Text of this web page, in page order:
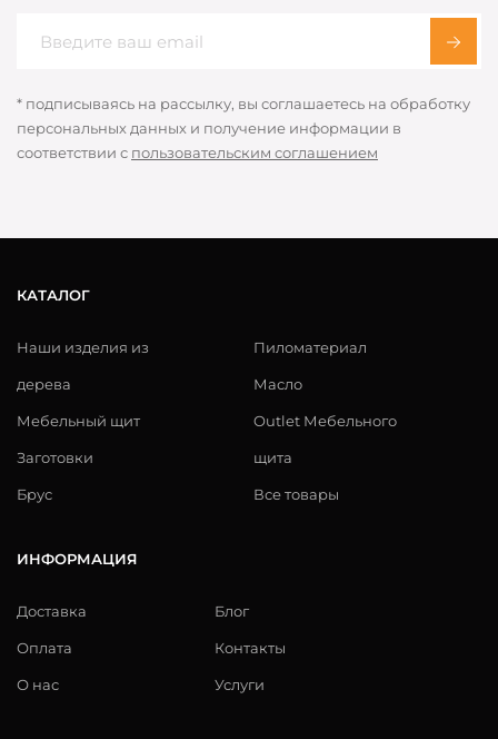
* подписываясь на рассылку, вы соглашаетесь на обработку
персональных данных и получение информации в
соответствии с пользовательским соглашением
КАТАЛОГ
Наши изделия из
дерева
Мебельный щит
Заготовки
Брус
Пиломатериал
Масло
Outlet Мебельного
щита
Все товары
ИНФОРМАЦИЯ
Доставка
Оплата
О нас
Блог
Контакты
Услуги